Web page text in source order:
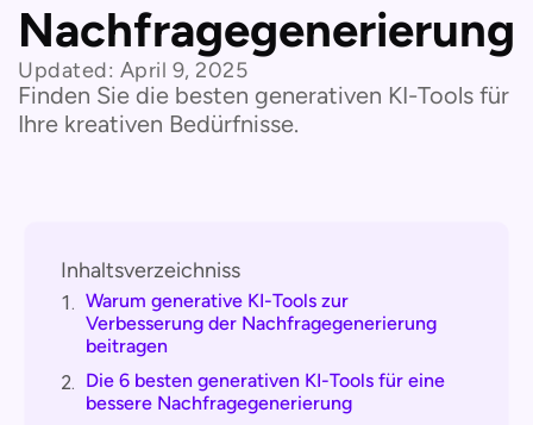
Nachfragegenerierung
Updated: April 9, 2025
Finden Sie die besten generativen KI-Tools für
Ihre kreativen Bedürfnisse.
Inhaltsverzeichniss
1. Warum generative KI-Tools zur
Verbesserung der Nachfragegenerierung
beitragen
2. Die 6 besten generativen KI-Tools für eine
bessere Nachfragegenerierung